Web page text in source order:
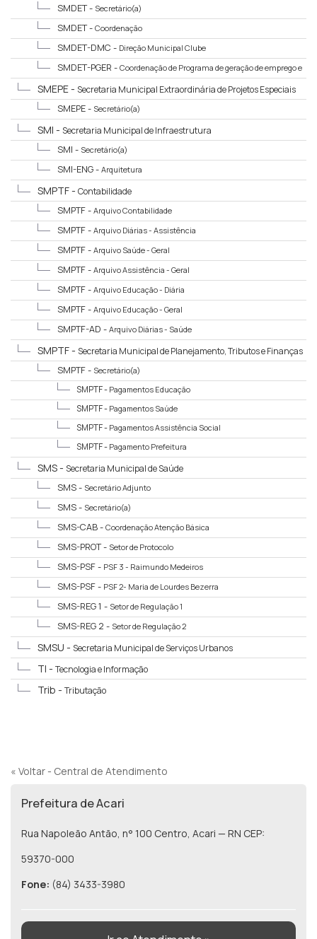
SMDET - Secretário(a)
SMDET - Coordenação
SMDET-DMC - Direção Municipal Clube
SMDET-PGER - Coordenação de Programa de geração de emprego e
renda
SMEPE - Secretaria Municipal Extraordinária de Projetos Especiais
SMEPE - Secretário(a)
SMI - Secretaria Municipal de Infraestrutura
SMI - Secretário(a)
SMI-ENG - Arquitetura
SMPTF - Contabilidade
SMPTF - Arquivo Contabilidade
SMPTF - Arquivo Diárias - Assistência
SMPTF - Arquivo Saúde - Geral
SMPTF - Arquivo Assistência - Geral
SMPTF - Arquivo Educação - Diária
SMPTF - Arquivo Educação - Geral
SMPTF-AD - Arquivo Diárias - Saúde
SMPTF - Secretaria Municipal de Planejamento, Tributos e Finanças
SMPTF - Secretário(a)
SMPTF - Pagamentos Educação
SMPTF - Pagamentos Saúde
SMPTF - Pagamentos Assistência Social
SMPTF - Pagamento Prefeitura
SMS - Secretaria Municipal de Saúde
SMS - Secretário Adjunto
SMS - Secretário(a)
SMS-CAB - Coordenação Atenção Básica
SMS-PROT - Setor de Protocolo
SMS-PSF - PSF 3 - Raimundo Medeiros
SMS-PSF - PSF 2- Maria de Lourdes Bezerra
SMS-REG 1 - Setor de Regulação 1
SMS-REG 2 - Setor de Regulação 2
SMSU - Secretaria Municipal de Serviços Urbanos
TI - Tecnologia e Informação
Trib - Tributação
« Voltar - Central de Atendimento
Prefeitura de Acari
Rua Napoleão Antão, n° 100 Centro, Acari — RN CEP:
59370-000
Fone: (84) 3433-3980